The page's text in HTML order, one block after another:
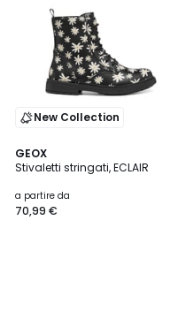
New Collection
GEOX
Stivaletti stringati, ECLAIR
a partire da
70,99 €